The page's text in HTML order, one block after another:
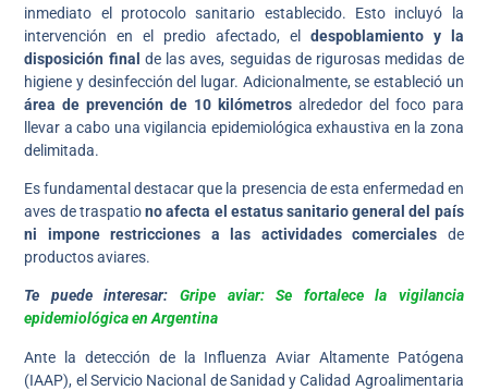
inmediato el protocolo sanitario establecido. Esto incluyó la
intervención en el predio afectado, el despoblamiento y la
disposición final de las aves, seguidas de rigurosas medidas de
higiene y desinfección del lugar. Adicionalmente, se estableció un
área de prevención de 10 kilómetrosalrededor del foco para
llevar a cabo una vigilancia epidemiológica exhaustiva en la zona
delimitada.
Es fundamental destacar que la presencia de esta enfermedad en
aves de traspationo afecta el estatus sanitario general del país
ni impone restricciones a las actividades comerciales de
productos aviares.
Te puede interesar: Gripe aviar: Se fortalece la vigilancia
epidemiológica en Argentina
Ante la detección de la Influenza Aviar Altamente Patógena
(IAAP), el Servicio Nacional de Sanidad y Calidad Agroalimentaria